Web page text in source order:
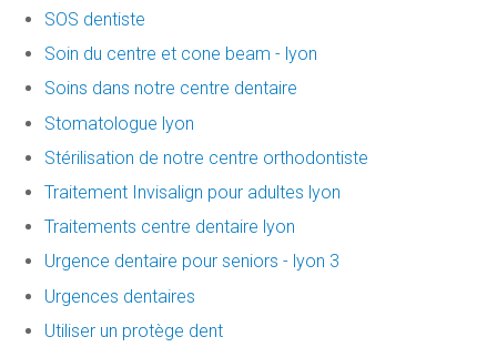
SOS dentiste
Soin du centre et cone beam - lyon
Soins dans notre centre dentaire
Stomatologue lyon
Stérilisation de notre centre orthodontiste
Traitement Invisalign pour adultes lyon
Traitements centre dentaire lyon
Urgence dentaire pour seniors - lyon 3
Urgences dentaires
Utiliser un protège dent